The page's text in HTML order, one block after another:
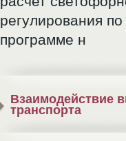
регулирования
программе н
Взаимодействие
транспорта